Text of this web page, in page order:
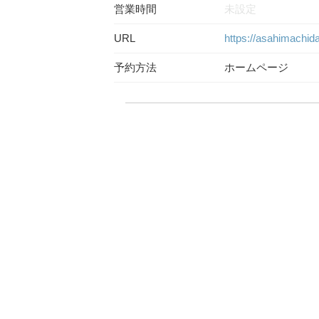
営業時間 未設定
URL https://
予約方法 ホームページ